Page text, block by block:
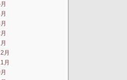
月
月